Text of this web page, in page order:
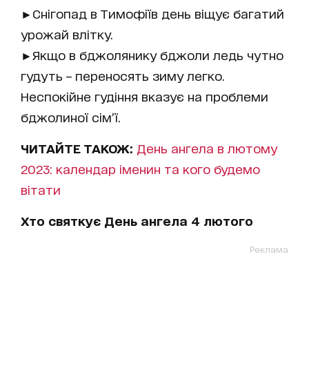
►Снігопад в Тимофіїв день віщує багатий
урожай влітку.
►Якщо в бджолянику бджоли ледь чутно
гудуть – переносять зиму легко.
Неспокійне гудіння вказує на проблеми
бджолиної сім’ї.
ЧИТАЙТЕ ТАКОЖ: День ангела в лютому
2023: календар іменин та кого будемо
вітати
Хто святкує День ангела 4 лютого
Реклама